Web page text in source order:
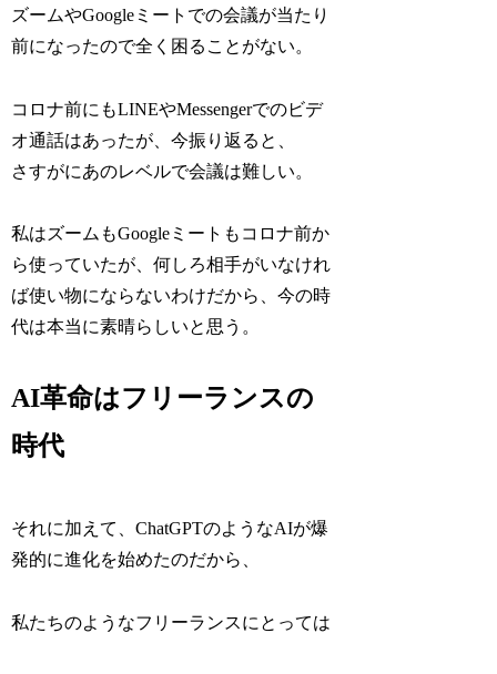
ズームやGoogleミートでの会議が当たり
前になったので全く困ることがない。
コロナ前にもLINEやMessengerでのビデ
オ通話はあったが、今振り返ると、
さすがにあのレベルで会議は難しい。
私はズームもGoogleミートもコロナ前か
ら使っていたが、何しろ相手がいなけれ
ば使い物にならないわけだから、今の時
代は本当に素晴らしいと思う。
AI革命はフリーランスの
時代
それに加えて、ChatGPTのようなAIが爆
発的に進化を始めたのだから、
私たちのようなフリーランスにとっては